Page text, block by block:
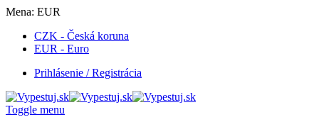
Mena: EUR
CZK - Česká koruna
EUR - Euro
Prihlásenie / Registrácia
Toggle menu